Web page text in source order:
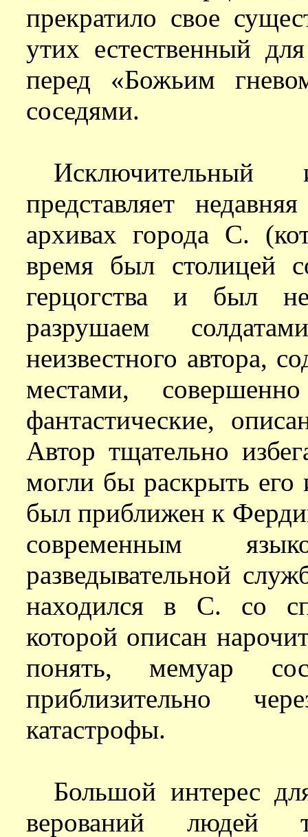
прекратило свое
утих естественный
перед «Божьим
соседями.
Исключительный
представляет
архивах города С.
время был столицей
герцогства и был
разрушаем
неизвестного автора,
местами,
фантастические,
Автор тщательно
могли бы раскрыть его
был приближен к
современным
разведывательной
находился в С. со
которой описан
понять, мемуар
приблизительно
катастрофы.
Большой интерес
верований людей